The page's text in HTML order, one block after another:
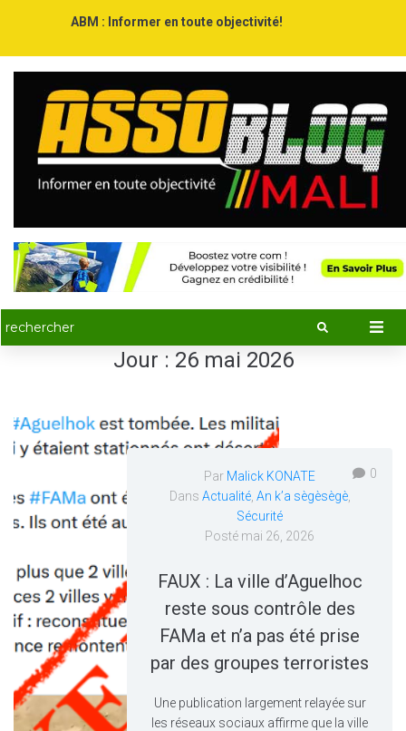
ABM : Informer en toute objectivité!
Jour : 26 mai 2026
0
Par Malick KONATE
Dans Actualité, An k’a sègèsègè,
Sécurité
Posté mai 26, 2026
FAUX : La ville d’Aguelhoc
reste sous contrôle des
FAMa et n’a pas été prise
par des groupes terroristes
Une publication largement relayée sur
les réseaux sociaux affirme que la ville